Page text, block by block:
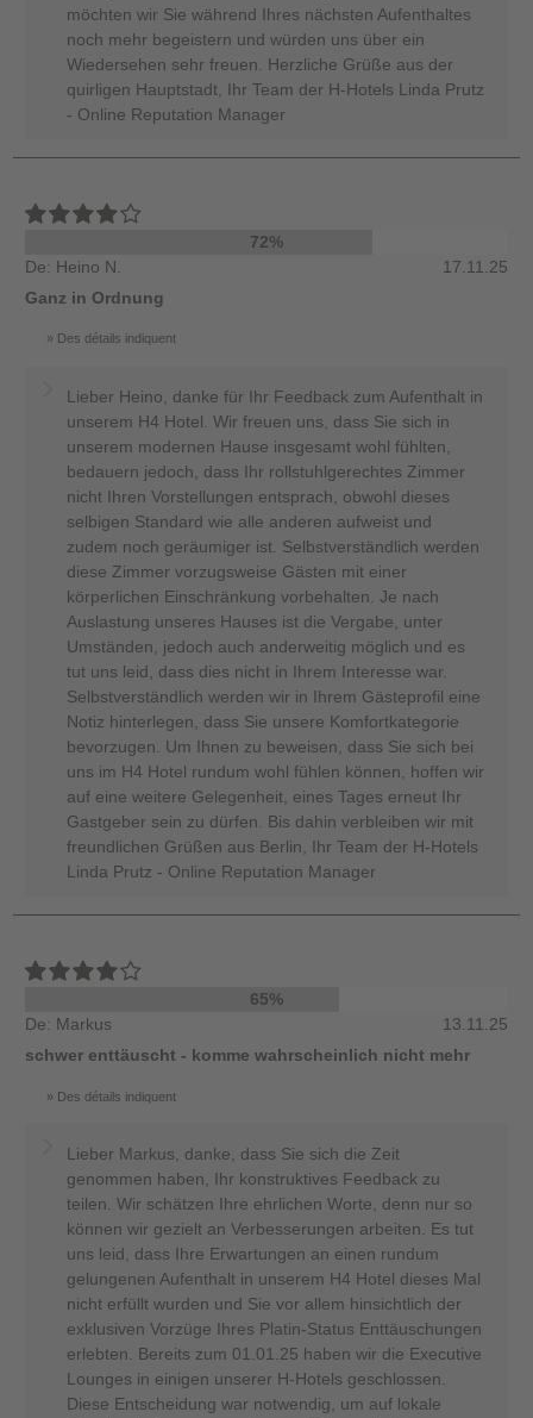
möchten wir Sie während Ihres nächsten Aufenthaltes
noch mehr begeistern und würden uns über ein
Wiedersehen sehr freuen. Herzliche Grüße aus der
quirligen Hauptstadt, Ihr Team der H-Hotels Linda Prutz
- Online Reputation Manager
72%
De: Heino N.
17.11.25
Ganz in Ordnung
Des détails indiquent
Lieber Heino, danke für Ihr Feedback zum Aufenthalt in
unserem H4 Hotel. Wir freuen uns, dass Sie sich in
unserem modernen Hause insgesamt wohl fühlten,
bedauern jedoch, dass Ihr rollstuhlgerechtes Zimmer
nicht Ihren Vorstellungen entsprach, obwohl dieses
selbigen Standard wie alle anderen aufweist und
zudem noch geräumiger ist. Selbstverständlich werden
diese Zimmer vorzugsweise Gästen mit einer
körperlichen Einschränkung vorbehalten. Je nach
Auslastung unseres Hauses ist die Vergabe, unter
Umständen, jedoch auch anderweitig möglich und es
tut uns leid, dass dies nicht in Ihrem Interesse war.
Selbstverständlich werden wir in Ihrem Gästeprofil eine
Notiz hinterlegen, dass Sie unsere Komfortkategorie
bevorzugen. Um Ihnen zu beweisen, dass Sie sich bei
uns im H4 Hotel rundum wohl fühlen können, hoffen wir
auf eine weitere Gelegenheit, eines Tages erneut Ihr
Gastgeber sein zu dürfen. Bis dahin verbleiben wir mit
freundlichen Grüßen aus Berlin, Ihr Team der H-Hotels
Linda Prutz - Online Reputation Manager
65%
De: Markus
13.11.25
schwer enttäuscht - komme wahrscheinlich nicht mehr
Des détails indiquent
Lieber Markus, danke, dass Sie sich die Zeit
genommen haben, Ihr konstruktives Feedback zu
teilen. Wir schätzen Ihre ehrlichen Worte, denn nur so
können wir gezielt an Verbesserungen arbeiten. Es tut
uns leid, dass Ihre Erwartungen an einen rundum
gelungenen Aufenthalt in unserem H4 Hotel dieses Mal
nicht erfüllt wurden und Sie vor allem hinsichtlich der
exklusiven Vorzüge Ihres Platin-Status Enttäuschungen
erlebten. Bereits zum 01.01.25 haben wir die Executive
Lounges in einigen unserer H-Hotels geschlossen.
Diese Entscheidung war notwendig, um auf lokale